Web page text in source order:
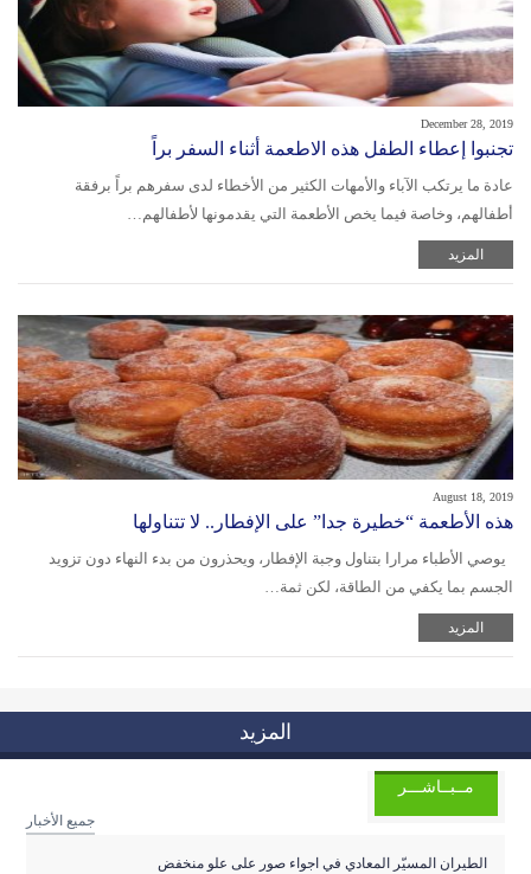
December 28, 2019
تجنبوا إعطاء الطفل هذه الاطعمة أثناء السفر براً
عادة ما يرتكب الآباء والأمهات الكثير من الأخطاء لدى سفرهم براً برفقة
أطفالهم، وخاصة فيما يخص الأطعمة التي يقدمونها لأطفالهم…
المزيد
August 18, 2019
هذه الأطعمة “خطيرة جدا” على الإفطار.. لا تتناولها
يوصي الأطباء مرارا بتناول وجبة الإفطار، ويحذرون من بدء النهاء دون تزويد
الجسم بما يكفي من الطاقة، لكن ثمة…
المزيد
المزيد
مــبــاشـــر
جميع الأخبار
الطيران المسيّر المعادي في اجواء صور على علو منخفض